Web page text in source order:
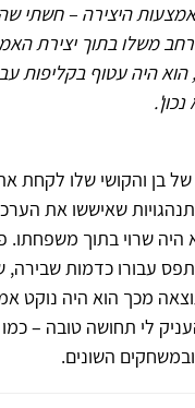
היצירה – חשתי
משלו בתוך יצירת
הוא היה עטוף בקליפות
בן והקושי שלו לקחת
התנהגויות שאיששו את
היה שרוי בתוך משפחתו.
עבורו כדמות
מכך הוא היה נוקט
לי תחושה טובה – כמו
השונים.